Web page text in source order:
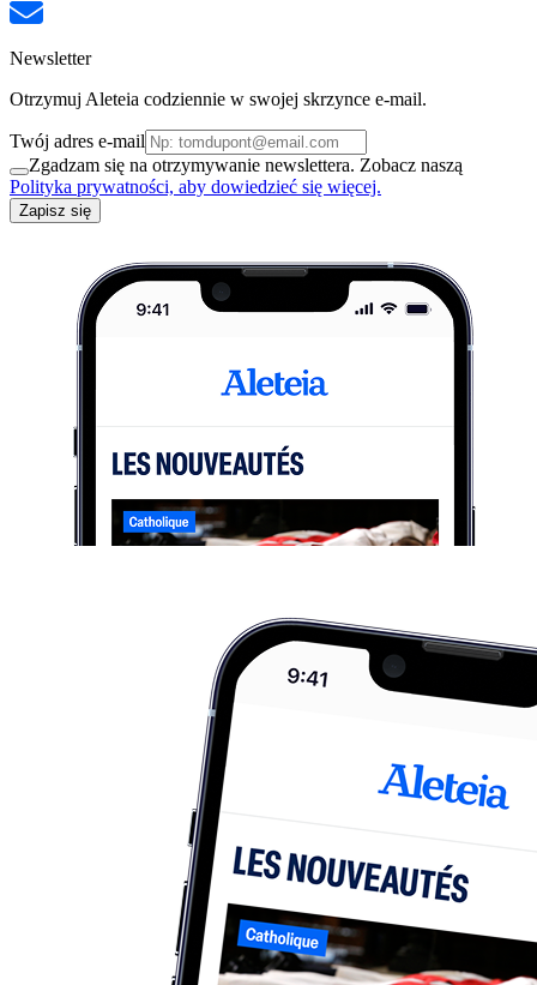
Newsletter
Otrzymuj Aleteia codziennie w swojej skrzynce e-mail.
Twój adres e-mail
Zgadzam się na otrzymywanie newslettera. Zobacz naszą
Polityka prywatności, aby dowiedzieć się więcej.
Zapisz się